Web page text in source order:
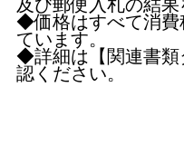
及び郵便入札の結果
◆価格はすべて消費
ています。
◆詳細は【関連書類
認ください。